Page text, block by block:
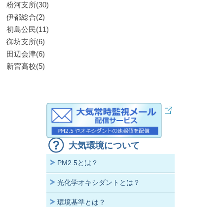
粉河支所(30)
伊都総合(2)
初島公民(11)
御坊支所(6)
田辺会津(6)
新宮高校(5)
大気環境について
PM2.5とは？
光化学オキシダントとは？
環境基準とは？